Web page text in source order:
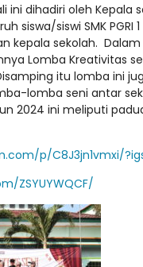
ini dihadiri oleh Kepala
siswa/siswi SMK
sekolah. Dalam
Lomba Kreativitas
itu lomba ini
lomba seni antar
2024 ini meliputi
p/C8J3jn1vmxi/
ZSYUYWQCF/